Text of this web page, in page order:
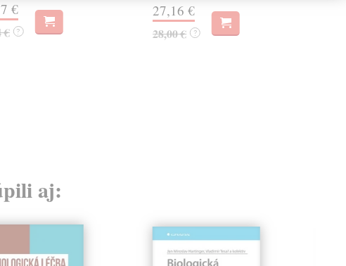
€
€ ?
27,16 €
28,00 € ?
aj: